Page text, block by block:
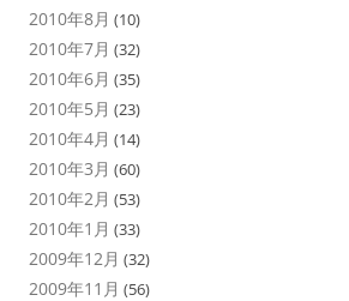
2010年8月 (10)
2010年7月 (32)
2010年6月 (35)
2010年5月 (23)
2010年4月 (14)
2010年3月 (60)
2010年2月 (53)
2010年1月 (33)
2009年12月 (32)
2009年11月 (56)